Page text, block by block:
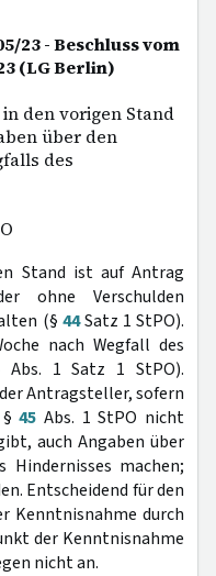
23 - Beschluss vom
(LG Berlin)
den vorigen Stand
über den
des
Stand ist auf Antrag
ohne Verschulden
(§ 44Satz 1 StPO).
nach Wegfall des
Abs. 1 Satz 1 StPO).
Antragsteller, sofern
§45 Abs. 1 StPO nicht
auch Angaben über
Hindernisses machen;
Entscheidend für den
Kenntnisnahme durch
der Kenntnisnahme
nicht an.